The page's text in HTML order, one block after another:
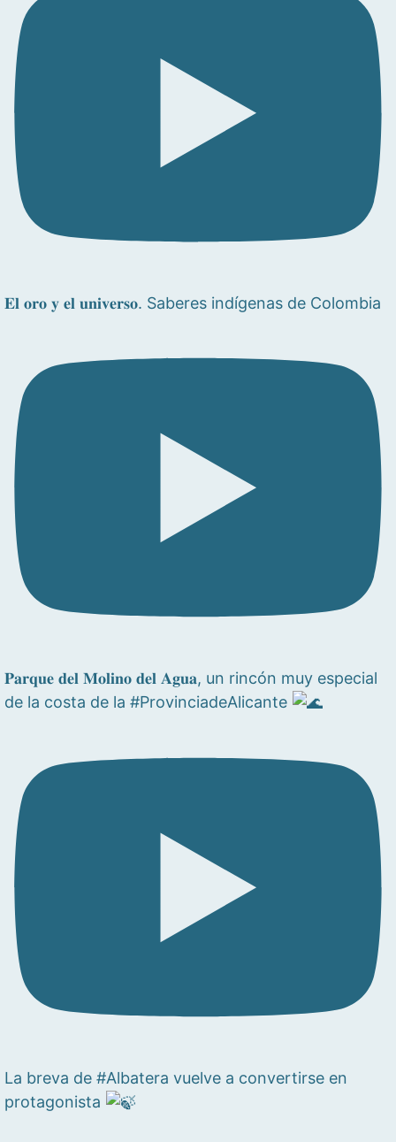
𝐄𝐥 𝐨𝐫𝐨 𝐲 𝐞𝐥 𝐮𝐧𝐢𝐯𝐞𝐫𝐬𝐨. Saberes indígenas de Colombia
𝐏𝐚𝐫𝐪𝐮𝐞 𝐝𝐞𝐥 𝐌𝐨𝐥𝐢𝐧𝐨 𝐝𝐞𝐥 𝐀𝐠𝐮𝐚, un rincón muy especial
de la costa de la #ProvinciadeAlicante
La breva de #Albatera vuelve a convertirse en
protagonista